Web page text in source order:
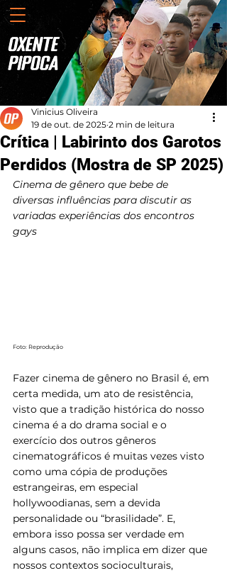
Crítica | Labirinto dos Garotos
Perdidos (Mostra de SP 2025)
Vinicius Oliveira
19 de out. de 2025 2 min de leitura
Cinema de gênero que bebe de
diversas influências para discutir as
variadas experiências dos encontros
gays
Foto: Reprodução
Fazer cinema de gênero no Brasil é, em
certa medida, um ato de resistência,
visto que a tradição histórica do nosso
cinema é a do drama social e o
exercício dos outros gêneros
cinematográficos é muitas vezes visto
como uma cópia de produções
estrangeiras, em especial
hollywoodianas, sem a devida
personalidade ou “brasilidade”. E,
embora isso possa ser verdade em
alguns casos, não implica em dizer que
nossos contextos socioculturais,